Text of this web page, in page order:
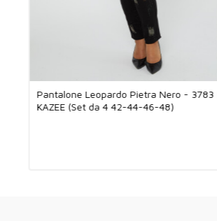
Pantalone Leopardo Pietra Nero - 3783
KAZEE (Set da 4 42-44-46-48)